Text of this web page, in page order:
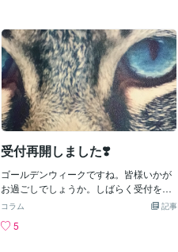
きたり今の私のこの状態で質の良いサー
ビスを提供できるのだろうか？そう考え
たらお休みしようと思いましたたった３
日間ですが待機しないという贅沢な時間
を過ごして思い出したことがありました
そもそもココナラを始めた理由それは
「定年後に収入になる職を見つけたかっ
た」定年になるまでにあと10年あって自
分にできること
と思います。１回の違法行為だから、報
告しなくても良いとの判断をしてしまっ
た場合余りよろしくない結果が待ち受け
ています。管理職の方々は、上層部への
報告の際に、＜発生理由＞を確認され、
教育を怠っていたとして罰が下る可能性
もありますが、今一度組織を強くするこ
とが出来るチャンスだと思いますので、
挑んでください。
受付再開しました❣️
ゴールデンウィークですね。皆様いかが
お過ごしでしょうか。しばらく受付をお
休みしていましたが、本日より再開いた
た。環境が変わることや、一人の時間を
記事
コラム
5